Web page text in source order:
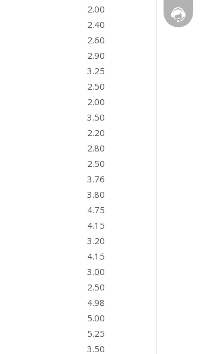
2.00
2.40
2.60
2.90
3.25
2.50
2.00
3.50
2.20
2.80
2.50
3.76
3.80
4.75
4.15
3.20
4.15
3.00
2.50
4.98
5.00
5.25
3.50
在线客服